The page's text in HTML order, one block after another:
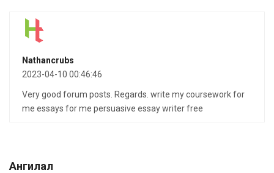
Ангилал
Nathancrubs
2023-04-10 00:46:46
Very good forum posts. Regards. write my coursework for
me essays for me persuasive essay writer free